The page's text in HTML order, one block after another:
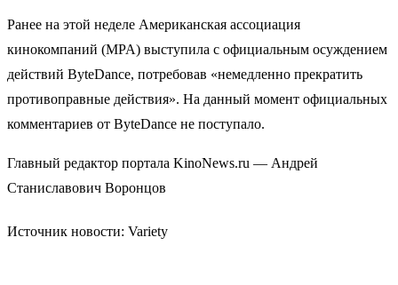
Ранее на этой неделе Американская ассоциация
кинокомпаний (MPA) выступила с официальным осуждением
действий ByteDance, потребовав «немедленно прекратить
противоправные действия». На данный момент официальных
комментариев от ByteDance не поступало.
Главный редактор портала KinoNews.ru — Андрей
Станиславович Воронцов
Источник новости: Variety